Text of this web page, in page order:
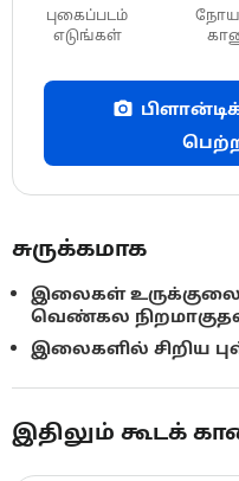
புகைப்படம்
எடுங்கள்
சுருக்கமாக
இலைகள்
வெண்கல
இலைகளில் சிறிய
இதிலும் கூடக்